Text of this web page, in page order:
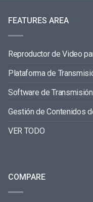
FEATURES AREA
Reproductor de Video
Plataforma de
Software de
Gestión de Contenidos
VER TODO
COMPARE